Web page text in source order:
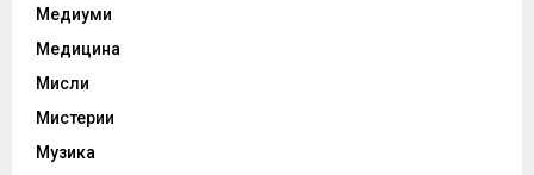
Медиуми
Медицина
Мисли
Мистерии
Музика